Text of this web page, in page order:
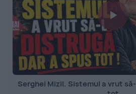
Serghei Mizil. Sistemul a vrut